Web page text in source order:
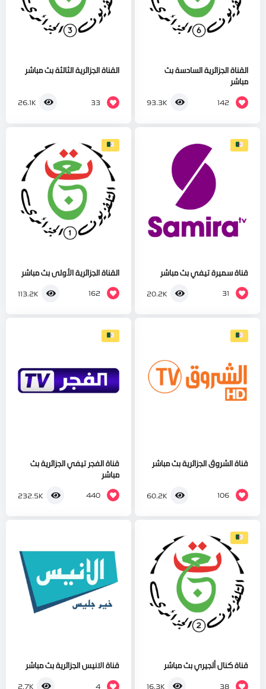
القناة الجزائرية السادسة بث
مباشر
142
93.3K
القناة الجزائرية الثالثة بث مباشر
33
26.1K
قناة سميرة تيفي بث مباشر
31
20.2K
القناة الجزائرية الأولى بث مباشر
162
113.2K
قناة الشروق الجزائرية بث مباشر
106
60.2K
قناة الفجر تيفي الجزائرية بث
مباشر
440
232.5K
قناة كنال ألجيري بث مباشر
38
قناة الانيس الجزائرية بث مباشر
4